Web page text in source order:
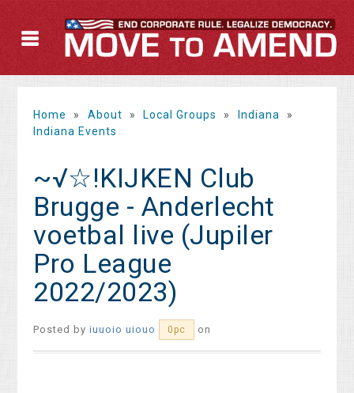
Home » About » Local Groups » Indiana
»
Indiana Events
~√☆!KIJKEN Club
Brugge - Anderlecht
voetbal live (Jupiler
Pro League
2022/2023)
Posted byiuuoio uiouo 0pc on